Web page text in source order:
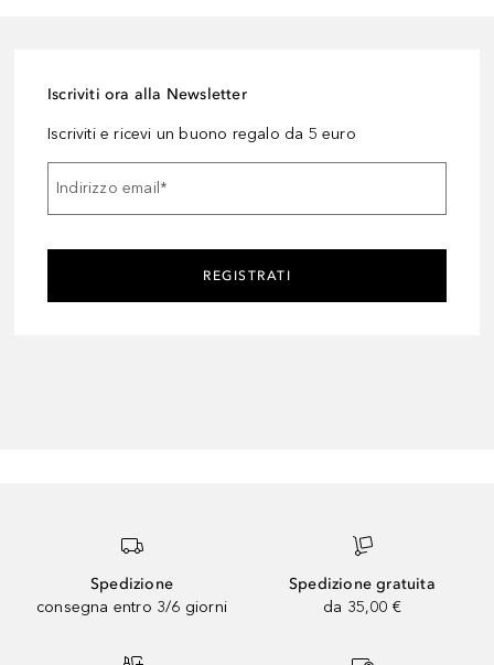
Iscriviti ora alla Newsletter
Iscriviti e ricevi un buono regalo da 5 euro
Indirizzo email*
REGISTRATI
Spedizione
consegna entro 3/6 giorni
Spedizione gratuita
da 35,00 €